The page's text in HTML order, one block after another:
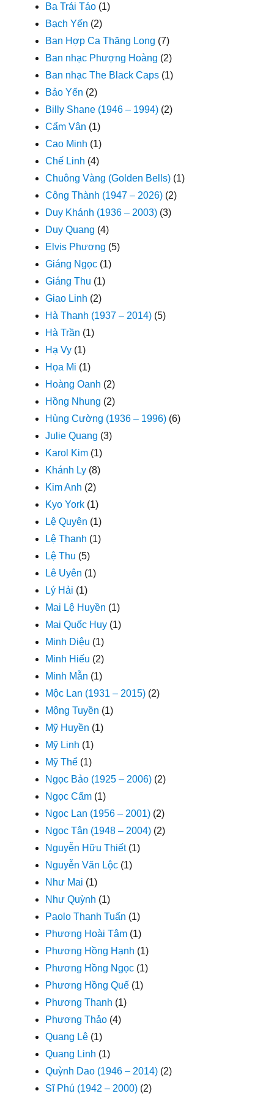
Ba Trái Táo (1)
Bạch Yến (2)
Ban Hợp Ca Thăng Long (7)
Ban nhạc Phượng Hoàng (2)
Ban nhạc The Black Caps (1)
Bảo Yến (2)
Billy Shane (1946 – 1994) (2)
Cẩm Vân (1)
Cao Minh (1)
Chế Linh (4)
Chuông Vàng (Golden Bells) (1)
Công Thành (1947 – 2026) (2)
Duy Khánh (1936 – 2003) (3)
Duy Quang (4)
Elvis Phương (5)
Giáng Ngọc (1)
Giáng Thu (1)
Giao Linh (2)
Hà Thanh (1937 – 2014) (5)
Hà Trần (1)
Hạ Vy (1)
Họa Mi (1)
Hoàng Oanh (2)
Hồng Nhung (2)
Hùng Cường (1936 – 1996) (6)
Julie Quang (3)
Karol Kim (1)
Khánh Ly (8)
Kim Anh (2)
Kyo York (1)
Lệ Quyên (1)
Lệ Thanh (1)
Lệ Thu (5)
Lê Uyên (1)
Lý Hải (1)
Mai Lệ Huyền (1)
Mai Quốc Huy (1)
Minh Diệu (1)
Minh Hiếu (2)
Minh Mẫn (1)
Mộc Lan (1931 – 2015) (2)
Mộng Tuyền (1)
Mỹ Huyền (1)
Mỹ Linh (1)
Mỹ Thể (1)
Ngọc Bảo (1925 – 2006) (2)
Ngọc Cẩm (1)
Ngọc Lan (1956 – 2001) (2)
Ngọc Tân (1948 – 2004) (2)
Nguyễn Hữu Thiết(1)
Nguyễn Văn Lộc (1)
Như Mai (1)
Như Quỳnh (1)
Paolo Thanh Tuấn (1)
Phương Hoài Tâm (1)
Phương Hồng Hạnh (1)
Phương Hồng Ngọc (1)
Phương Hồng Quế (1)
Phương Thanh (1)
Phương Thảo (4)
Quang Lê (1)
Quang Linh (1)
Quỳnh Dao (1946 – 2014) (2)
Sĩ Phú (1942 – 2000) (2)